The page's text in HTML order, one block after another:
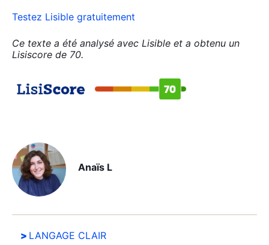
LANGAGE CLAIR
Tes­tez Lisible gra­tui­te­ment
Ce texte a été ana­ly­sé avec Lisible et a obte­nu un
Lisis­core de 70.
Anaïs L